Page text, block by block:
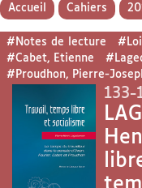
Accueil Cahiers
#Notes de lecture
#Cabet, Etienne
#Proudhon, Pierre-
133-